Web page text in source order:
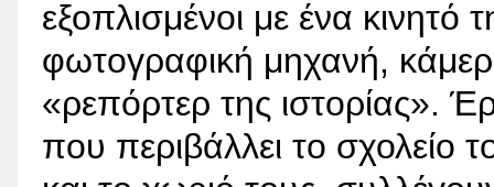
εξοπλισμένοι με ένα
φωτογραφική μηχανή,
«ρεπόρτερ της ιστορίας».
που περιβάλλει το σχολείο